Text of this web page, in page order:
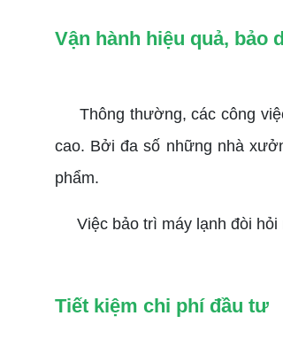
Vận hành hiệu quả,
Thông thường, các công
cao. Bởi đa số những nhà
phẩm.
Việc bảo trì máy lạnh đòi hỏi
Tiết kiệm chi phí đầu tư